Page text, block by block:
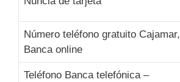
Número teléfono gratuito Cajamar,
Banca online
Teléfono Banca telefónica –